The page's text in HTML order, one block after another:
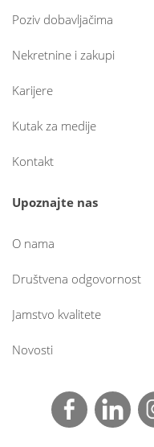
Poziv dobavljačima
Nekretnine i zakupi
Karijere
Kutak za medije
Kontakt
Upoznajte nas
O nama
Društvena odgovornost
Jamstvo kvalitete
Novosti